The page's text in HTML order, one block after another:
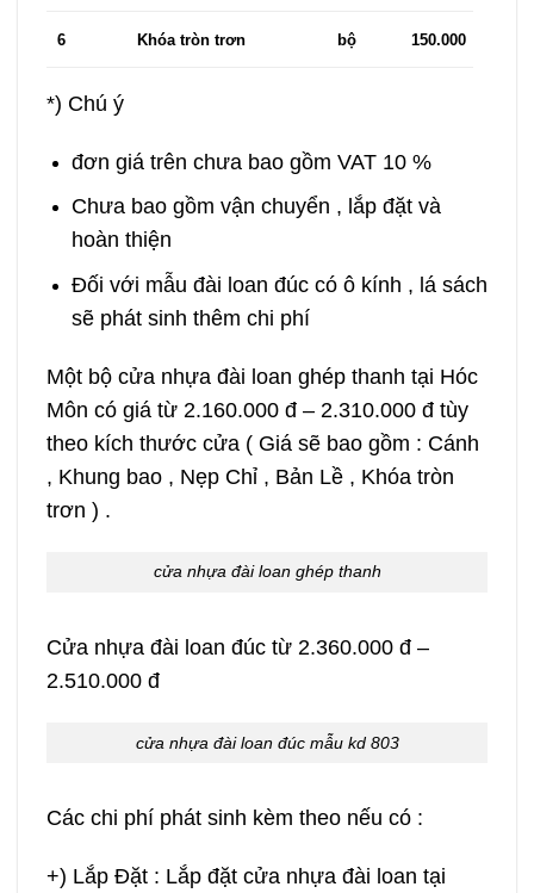
6 Khóa tròn trơn bộ 150.000
*) Chú ý
đơn giá trên chưa bao gồm VAT 10 %
Chưa bao gồm vận chuyển , lắp đặt và
hoàn thiện
Đối với mẫu đài loan đúc có ô kính , lá sách
sẽ phát sinh thêm chi phí
Một bộ cửa nhựa đài loan ghép thanh tại Hóc
Môn có giá từ 2.160.000 đ – 2.310.000 đ tùy
theo kích thước cửa ( Giá sẽ bao gồm : Cánh
, Khung bao , Nẹp Chỉ , Bản Lề , Khóa tròn
trơn ) .
cửa nhựa đài loan ghép thanh
Cửa nhựa đài loan đúc từ 2.360.000 đ –
2.510.000 đ
cửa nhựa đài loan đúc mẫu kd 803
Các chi phí phát sinh kèm theo nếu có :
+) Lắp Đặt : Lắp đặt cửa nhựa đài loan tại